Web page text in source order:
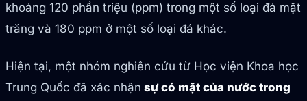
khoảng 120 phần triệu (ppm) trong một số loại đá mặt
trăng và 180 ppm ở một số loại đá khác.
Hiện tại, một nhóm nghiên cứu từ Học viện Khoa học
Trung Quốc đã xác nhận sự có mặt của nước trong